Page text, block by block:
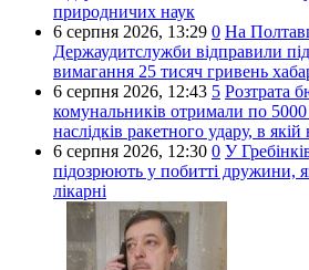
природничих наук
6 серпня 2026, 13:29 0 На
Держаудитслужби відправили
вимагання 25 тисяч гривень
6 серпня 2026, 12:43 5 Розтрата
комунальників отримали по 5000
наслідків ракетного удару, в якій
6 серпня 2026, 12:30 0 У
підозрюють у побитті дружини,
лікарні